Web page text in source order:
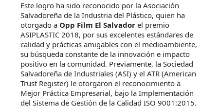
Este logro ha sido reconocido por la Asociación
Salvadoreña de la Industria del Plástico, quien ha
otorgado a Opp Film El Salvador el premio
ASIPLASTIC 2018, por sus excelentes estándares de
calidad y prácticas amigables con el medioambiente,
su búsqueda constante de la innovación e impacto
positivo en la comunidad. Previamente, la Sociedad
Salvadoreña de Industriales (ASI) y el ATR (American
Trust Register) le otorgaron el reconocimiento a
Mejor Práctica Empresarial, bajo la Implementación
del Sistema de Gestión de la Calidad ISO 9001:2015.